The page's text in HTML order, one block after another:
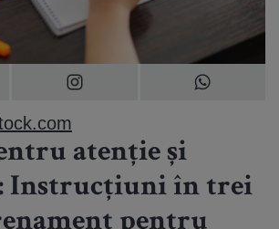
atenție și
Instrucțiuni în trei